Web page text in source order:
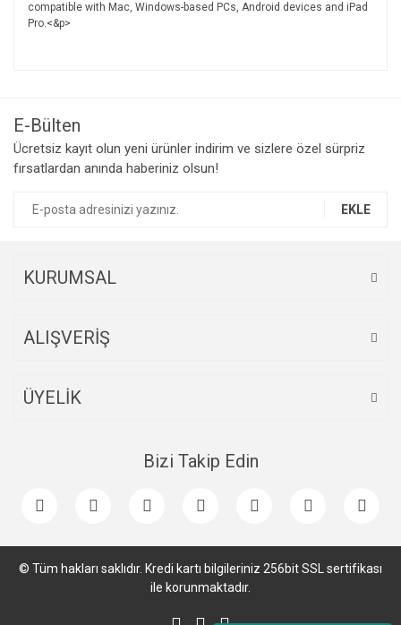
compatible with Mac, Windows-based PCs, Android devices and iPad
Pro.<&p>
Ürün resmi kalitesiz, bozuk veya görüntülenemiyor.
Ürün açıklamasında eksik bilgiler bulunuyor.
E-Bülten
Ücretsiz kayıt olun yeni ürünler indirim ve sizlere özel sürpriz
fırsatlardan anında haberiniz olsun!
EKLE
KURUMSAL
ALIŞVERİŞ
ÜYELİK
Bizi Takip Edin
© Tüm hakları saklıdır. Kredi kartı bilgileriniz 256bit SSL sertifikası
ile korunmaktadır.